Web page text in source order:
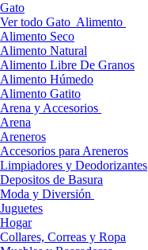
Gato
Ver todo Gato Alimento
Alimento Seco
Alimento Natural
Alimento Libre De Granos
Alimento Húmedo
Alimento Gatito
Arena y Accesorios
Arena
Areneros
Accesorios para Areneros
Limpiadores y Deodorizantes
Depositos de Basura
Moda y Diversión
Juguetes
Hogar
Collares, Correas y Ropa